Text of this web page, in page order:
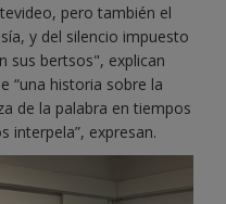
pero también el
y del silencio impuesto
sus bertsos", explican
“una historia sobre la
de la palabra en tiempos
interpela”, expresan.